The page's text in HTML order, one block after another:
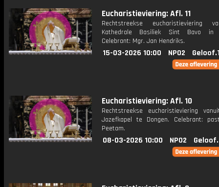
Eucharistieviering: Afl. 11
Rechtstreekse eucharistieviering
Kathedrale Basiliek Sint Bavo in
Celebrant: Mgr. Jan Hendriks.
15-03-2026 10:00 NPO2
Eucharistieviering: Afl. 10
Rechtstreekse eucharistieviering
Jozefkapel te Dongen. Celebrant:
Peetam.
08-03-2026 10:00 NPO2